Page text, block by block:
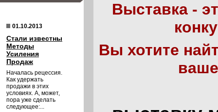
01.10.2013
Стали известны
Методы
Усиления
Продаж
Началась рецессия.
Как удержать
продажи в этих
условиях. А, может,
пора уже сделать
следующее:...
Выставка -
Вы хотите